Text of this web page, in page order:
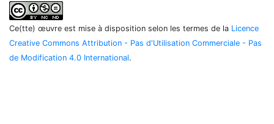
Ce(tte) œuvre est mise à disposition selon les termes de la Licence
Creative Commons Attribution - Pas d'Utilisation Commerciale - Pas
de Modification 4.0 International.